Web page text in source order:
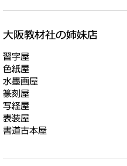
習字屋
色紙屋
水墨画屋
篆刻屋
写経屋
表装屋
書道古本屋